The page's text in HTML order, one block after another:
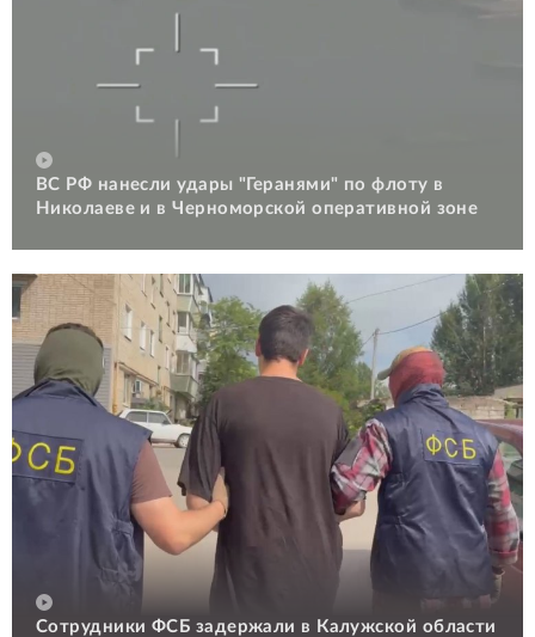
ВС РФ нанесли удары "Геранями" по флоту в
Николаеве и в Черноморской оперативной зоне
Сотрудники ФСБ задержали в Калужской области